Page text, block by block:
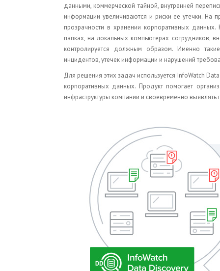
данными, коммерческой тайной, внутренней
информации увеличиваются и риски её утечки. На
прозрачности в хранении корпоративных
папках, на локальных компьютерах сотрудников,
контролируется должным образом. Именно
инцидентов, утечек информации и нарушений
Для решения этих задач используется InfoWatch
корпоративных данных. Продукт помогает
инфраструктуры компании и своевременно